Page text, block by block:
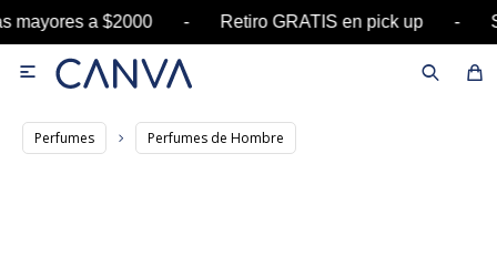
mayores a $2000 - Retiro GRATIS en pick up

Perfumes Perfumes de Hombre